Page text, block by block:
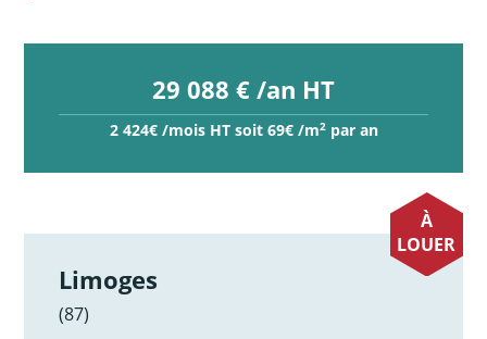
29 088 € /an HT
2 424€ /mois HT soit 69€ /m2par an
À
LOUER
Limoges
(87)